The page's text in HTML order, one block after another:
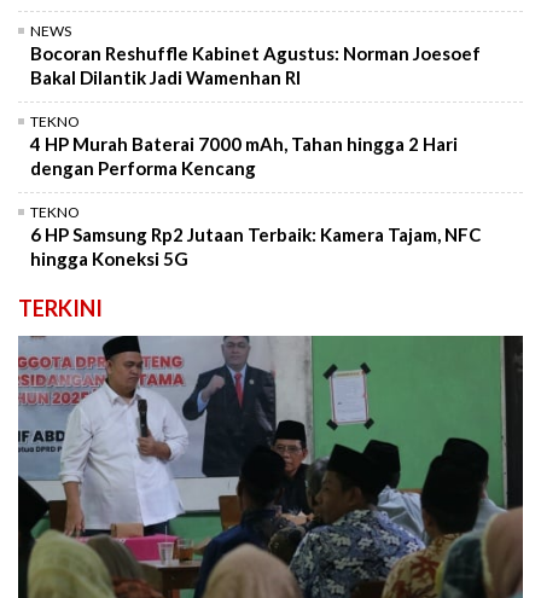
NEWS
Bocoran Reshuffle Kabinet Agustus: Norman Joesoef
Bakal Dilantik Jadi Wamenhan RI
TEKNO
4 HP Murah Baterai 7000 mAh, Tahan hingga 2 Hari
dengan Performa Kencang
TEKNO
6 HP Samsung Rp2 Jutaan Terbaik: Kamera Tajam, NFC
hingga Koneksi 5G
TERKINI